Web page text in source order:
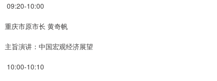
09:20-10:00
重庆市原市长 黄奇帆
主旨演讲：中国宏观经济展望
10:00-10:10